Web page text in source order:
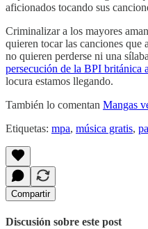
aficionados tocando sus
Criminalizar a los mayores
quieren tocar las canciones que
no quieren perderse ni una
persecución de la BPI británica
locura estamos llegando.
También lo comentan Mangas
Etiquetas: mpa, música gratis,
Compartir
Discusión sobre este post